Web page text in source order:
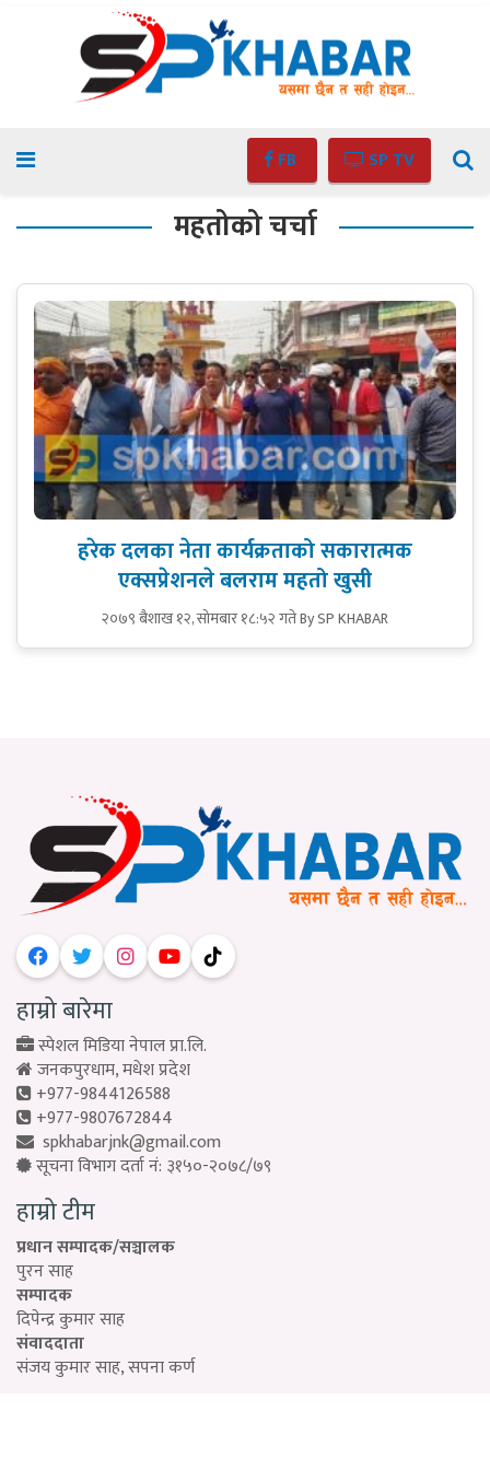
FB SP TV
महतोको चर्चा
हरेक दलका नेता कार्यक्रताको सकारात्मक
एक्सप्रेशनले बलराम महतो खुसी
२०७९ बैशाख १२, सोमबार १८:५२ गतेBy SP KHABAR
हाम्रो बारेमा
स्पेशल मिडिया नेपाल प्रा.लि.
जनकपुरधाम, मधेश प्रदेश
+977-9844126588
+977-9807672844
spkhabarjnk@gmail.com
सूचना विभाग दर्ता नं: ३१५०-२०७८/७९
हाम्रो टीम
प्रधान सम्पादक/सञ्चालक
पुरन साह
सम्पादक
दिपेन्द्र कुमार साह
संवाददाता
संजय कुमार साह, सपना कर्ण